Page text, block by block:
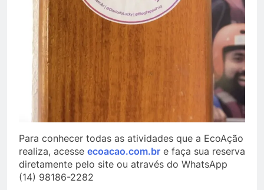
Para conhecer todas as atividades que a EcoAção
realiza, acesse ecoacao.com.br e faça sua reserva
diretamente pelo site ou através do WhatsApp
(14) 98186-2282